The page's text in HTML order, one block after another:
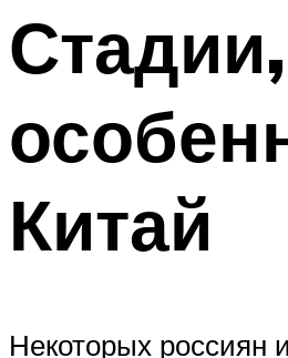
Китай
Некоторых россиян